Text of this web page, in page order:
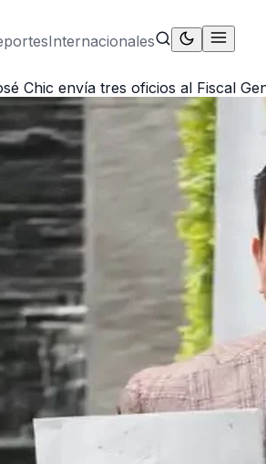
Internacionales
Chic envía tres oficios al Fiscal